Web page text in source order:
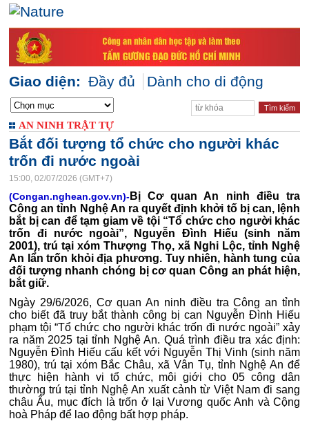
Giao diện: Đầy đủ Dành cho di động
AN NINH TRẬT TỰ
Bắt đối tượng tổ chức cho người khác
trốn đi nước ngoài
15:00, 02/07/2026 (GMT+7)
(Congan.nghean.gov.vn)-Bị Cơ quan An ninh điều tra
Công an tỉnh Nghệ An ra quyết định khởi tố bị can, lệnh
bắt bị can để tạm giam về tội “Tổ chức cho người khác
trốn đi nước ngoài”, Nguyễn Đình Hiếu (sinh năm
2001), trú tại xóm Thượng Thọ, xã Nghi Lộc, tỉnh Nghệ
An lẩn trốn khỏi địa phương. Tuy nhiên, hành tung của
đối tượng nhanh chóng bị cơ quan Công an phát hiện,
bắt giữ.
Ngày 29/6/2026, Cơ quan An ninh điều tra Công an tỉnh
cho biết đã truy bắt thành công bị can Nguyễn Đình Hiếu
phạm tội “Tổ chức cho người khác trốn đi nước ngoài” xảy
ra năm 2025 tại tỉnh Nghệ An. Quá trình điều tra xác định:
Nguyễn Đình Hiếu cấu kết với Nguyễn Thị Vinh (sinh năm
1980), trú tại xóm Bắc Châu, xã Vân Tụ, tỉnh Nghệ An để
thực hiện hành vi tổ chức, môi giới cho 05 công dân
thường trú tại tỉnh Nghệ An xuất cảnh từ Việt Nam đi sang
châu Âu, mục đích là trốn ở lại Vương quốc Anh và Cộng
hoà Pháp để lao động bất hợp pháp.